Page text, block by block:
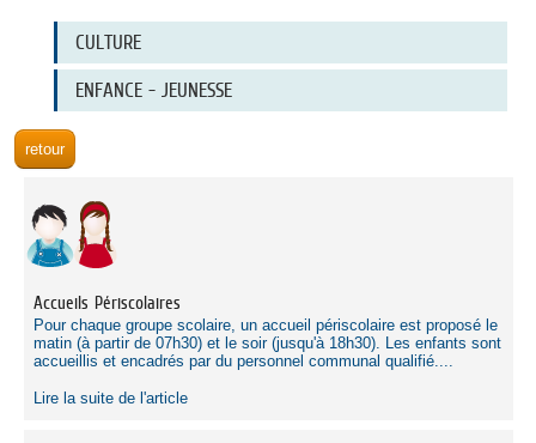
catégories
CULTURE
ENFANCE - JEUNESSE
Accueils Périscolaires
Pour chaque groupe scolaire, un accueil périscolaire est proposé le
matin (à partir de 07h30) et le soir (jusqu'à 18h30). Les enfants sont
accueillis et encadrés par du personnel communal qualifié....
Lire la suite de l'article